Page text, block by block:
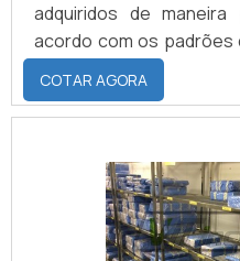
adquiridos de maneira
acordo com os padrões
que será inserido.
recomendado procurar
rolos gráficos que
produtos fornecidos
e resistentes.MAIS
OS ROLOS
COTAR AGORA